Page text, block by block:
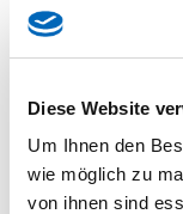
Diese Website
Um Ihnen den
wie möglich zu
von ihnen sind
sie würde grämen
und du vors hm,
ich geh vors
und du vors Tor.
5. Ich krieg ein